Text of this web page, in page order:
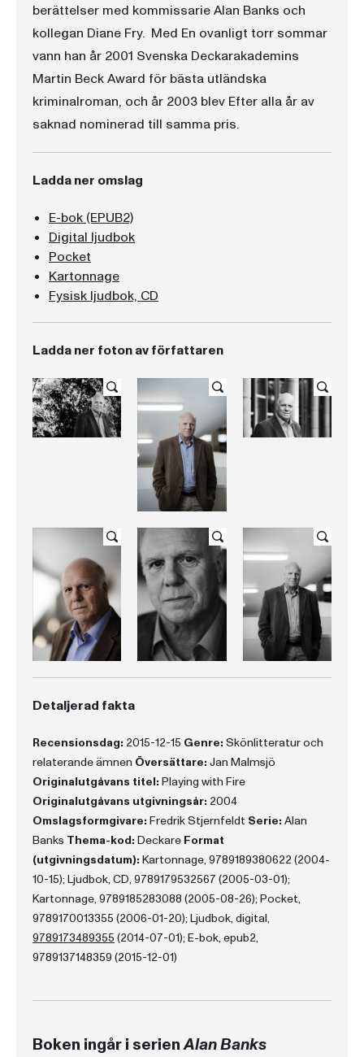
berättelser med kommissarie Alan Banks och
kollegan Diane Fry. Med En ovanligt torr sommar
vann han år 2001 Svenska Deckarakademins
Martin Beck Award för bästa utländska
kriminalroman, och år 2003 blev Efter alla år av
saknad nominerad till samma pris.
Ladda ner omslag
E-bok (EPUB2)
Digital ljudbok
Pocket
Kartonnage
Fysisk ljudbok, CD
Ladda ner foton av författaren
Detaljerad fakta
Recensionsdag: 2015-12-15 Genre: Skönlitteratur och
relaterande ämnen Översättare: Jan Malmsjö
Originalutgåvans titel: Playing with Fire
Originalutgåvans utgivningsår: 2004
Omslagsformgivare: Fredrik Stjernfeldt Serie: Alan
Banks Thema-kod: Deckare Format
(utgivningsdatum): Kartonnage, 9789189380622 (2004-
10-15); Ljudbok, CD, 9789179532567 (2005-03-01);
Kartonnage, 9789185283088 (2005-08-26); Pocket,
9789170013355 (2006-01-20); Ljudbok, digital,
9789173489355 (2014-07-01); E-bok, epub2,
9789137148359 (2015-12-01)
Boken ingår i serienAlan Banks